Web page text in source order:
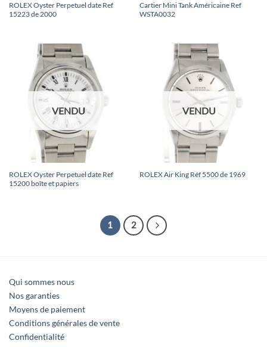
ROLEX Oyster Perpetuel date Ref
15223 de 2000
Cartier Mini Tank Américaine Ref
WSTA0032
VENDU
ROLEX Oyster Perpetuel date Ref
15200 boîte et papiers
VENDU
ROLEX Air King Réf 5500 de 1969
1 2
Qui sommes nous
Nos garanties
Moyens de paiement
Conditions générales de vente
Confidentialité